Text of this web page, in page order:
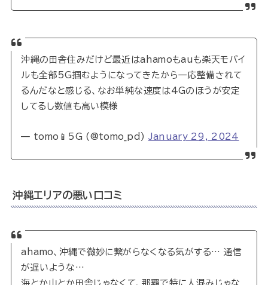
沖縄の田舎住みだけど最近はahamoもauも楽天モバイ
ルも全部5G掴むようになってきたから一応整備されて
るんだなと感じる、なお単純な速度は4Gのほうが安定
してるし数値も高い模様
— tomo📱5G (@tomo_pd) January 29, 2024
沖縄エリアの悪い口コミ
ahamo、沖縄で微妙に繋がらなくなる気がする… 通信
が遅いような…
海とか山とか田舎じゃなくて、那覇で特に人混みじゃな